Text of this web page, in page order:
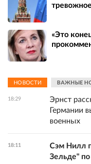
«Это
НОВОСТИ ВАЖНЫЕ
18:29
Эрнст
Германии
военных
18:11
Сэм Нилл
Зельде" по